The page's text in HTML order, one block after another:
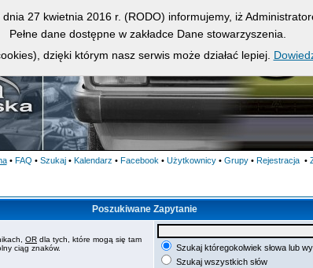
• FAQ • Szukaj • Kalendarz • Facebook • Użytkownicy • Grupy • Rejestracja •
Poszukiwane Zapytanie
OR dla tych, które mogą się tam
ciąg znaków.
Szukaj któregokolwiek słowa lub
Szukaj wszystkich słów
27 kwietnia 2016 r. (RODO) informujemy, iż
Pełne dane dostępne w zakładce Dane stowarzyszenia.
dzięki którym nasz serwis może działać lepiej.